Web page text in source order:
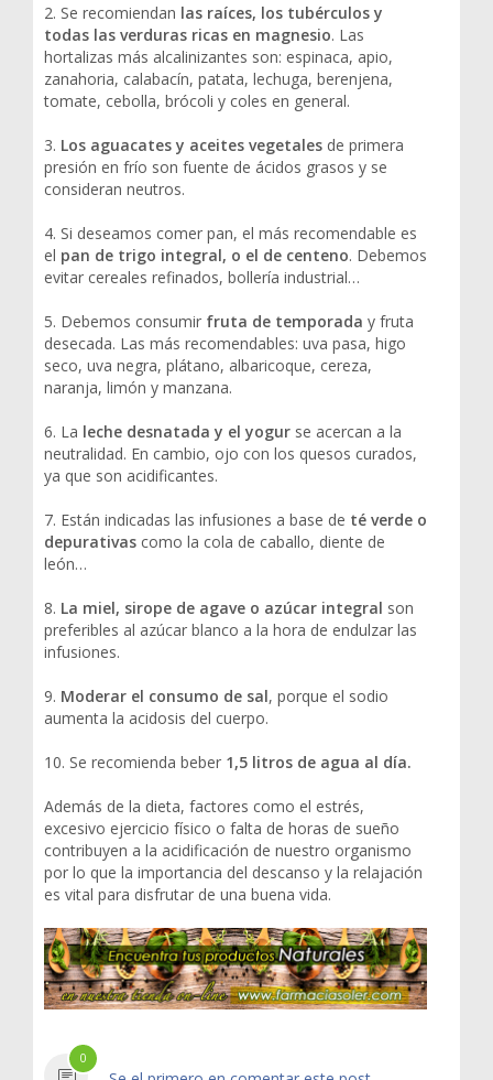
2. Se recomiendan las raíces, los tubérculos y
todas las verduras ricas en magnesio. Las
hortalizas más alcalinizantes son: espinaca, apio,
zanahoria, calabacín, patata, lechuga, berenjena,
tomate, cebolla, brócoli y coles en general.
3. Los aguacates y aceites vegetales de primera
presión en frío son fuente de ácidos grasos y se
consideran neutros.
4. Si deseamos comer pan, el más recomendable es
el pan de trigo integral, o el de centeno. Debemos
evitar cereales refinados, bollería industrial…
5. Debemos consumir fruta de temporada y fruta
desecada. Las más recomendables: uva pasa, higo
seco, uva negra, plátano, albaricoque, cereza,
naranja, limón y manzana.
6. La leche desnatada y el yogur se acercan a la
neutralidad. En cambio, ojo con los quesos curados,
ya que son acidificantes.
7. Están indicadas las infusiones a base de té verde o
depurativas como la cola de caballo, diente de
león…
8. La miel, sirope de agave o azúcar integral son
preferibles al azúcar blanco a la hora de endulzar las
infusiones.
9. Moderar el consumo de sal, porque el sodio
aumenta la acidosis del cuerpo.
10. Se recomienda beber 1,5 litros de agua al día.
Además de la dieta, factores como el estrés,
excesivo ejercicio físico o falta de horas de sueño
contribuyen a la acidificación de nuestro organismo
por lo que la importancia del descanso y la relajación
es vital para disfrutar de una buena vida.
0